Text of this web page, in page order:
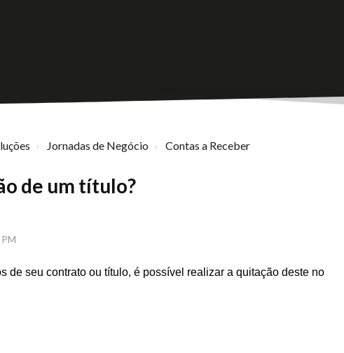
Jornadas de Negócio Contas a Receber
de um título?
de seu contrato ou título, é possível realizar a quitação deste no